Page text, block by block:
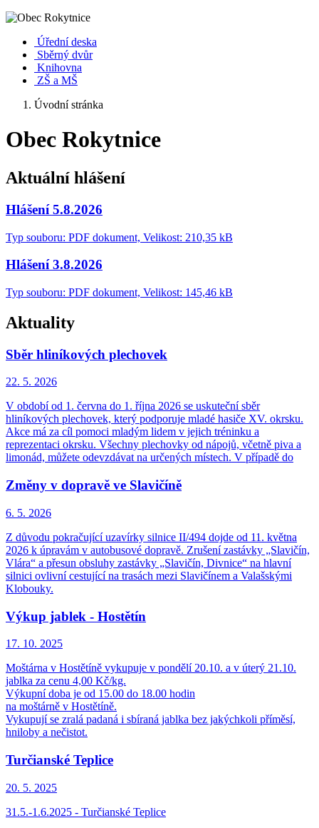
Úřední deska
Sběrný dvůr
Knihovna
ZŠ a MŠ
Úvodní stránka
Obec Rokytnice
Aktuální hlášení
Hlášení 5.8.2026
Typ souboru: PDF dokument, Velikost: 210,35 kB
Hlášení 3.8.2026
Typ souboru: PDF dokument, Velikost: 145,46 kB
Aktuality
Sběr hliníkových plechovek
22. 5. 2026
V období od 1. června do 1. října 2026 se uskuteční sběr
hliníkových plechovek, který podporuje mladé hasiče XV. okrsku.
Akce má za cíl pomoci mladým lidem v jejich tréninku a
reprezentaci okrsku. Všechny plechovky od nápojů, včetně piva a
limonád, můžete odevzdávat na určených místech. V případě do
Změny v dopravě ve Slavičíně
6. 5. 2026
Z důvodu pokračující uzavírky silnice II/494 dojde od 11. května
2026 k úpravám v autobusové dopravě. Zrušení zastávky „Slavičín,
Vlára“ a přesun obsluhy zastávky „Slavičín, Divnice“ na hlavní
silnici ovlivní cestující na trasách mezi Slavičínem a Valašskými
Klobouky.
Výkup jablek - Hostětín
17. 10. 2025
Moštárna v Hostětíně vykupuje v pondělí 20.10. a v úterý 21.10.
jablka za cenu 4,00 Kč/kg.
Výkupní doba je od 15.00 do 18.00 hodin
na moštárně v Hostětíně.
Vykupují se zralá padaná i sbíraná jablka bez jakýchkoli příměsí,
hniloby a nečistot.
Turčianské Teplice
20. 5. 2025
31.5.-1.6.2025 - Turčianské Teplice